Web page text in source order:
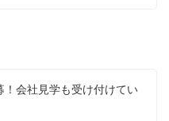
！会社見学も受け付けてい